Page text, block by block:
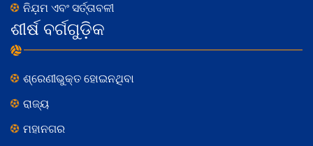
ନିଯ଼ମ ଏବଂ ସର୍ତ୍ତାବଳୀ
ଶୀର୍ଷ ବର୍ଗଗୁଡ଼ିକ
ଶ୍ରେଣୀଭୁକ୍ତ ହୋଇନଥିବା
ରାଜ୍ୟ
ମହାନଗର